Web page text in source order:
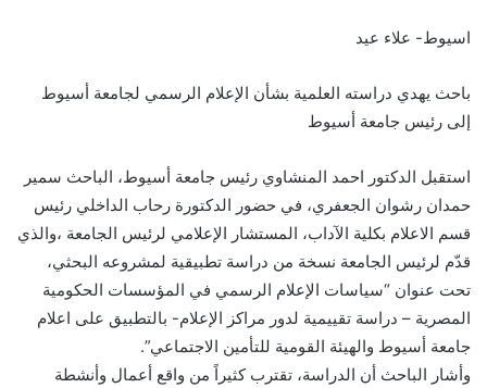
اسيوط- علاء عيد
باحث يهدي دراسته العلمية بشأن الإعلام الرسمي لجامعة أسيوط
إلى رئيس جامعة أسيوط
استقبل الدكتور احمد المنشاوي رئيس جامعة أسيوط، الباحث سمير
حمدان رشوان الجعفري، في حضور الدكتورة رحاب الداخلي رئيس
قسم الاعلام بكلية الآداب، المستشار الإعلامي لرئيس الجامعة ،والذي
قدّم لرئيس الجامعة نسخة من دراسة تطبيقية لمشروعه البحثي،
تحت عنوان “سياسات الإعلام الرسمي في المؤسسات الحكومية
المصرية – دراسة تقييمية لدور مراكز الإعلام- بالتطبيق على اعلام
جامعة أسيوط والهيئة القومية للتأمين الاجتماعي”.
وأشار الباحث أن الدراسة، تقترب كثيراً من واقع أعمال وأنشطة